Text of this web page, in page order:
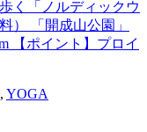
く「ノルディックウ
） 「開成山公園」
【ポイント】プロイ
, YOGA